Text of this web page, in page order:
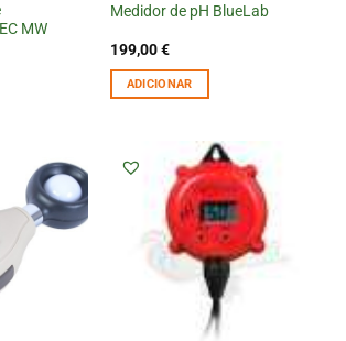
MW
Medidor de pH BlueLab
199,00€
ADICIONAR